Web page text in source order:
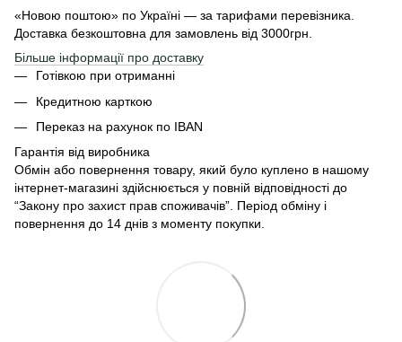
«Новою поштою» по Україні — за тарифами перевізника.
Доставка безкоштовна для замовлень від 3000грн.
Більше інформації про доставку
Готівкою при отриманні
Кредитною карткою
Переказ на рахунок по IBAN
Гарантія від виробника
Обмін або повернення товару, який було куплено в нашому
інтернет-магазині здійснюється у повній відповідності до
“Закону про захист прав споживачів”. Період обміну і
повернення до 14 днів з моменту покупки.